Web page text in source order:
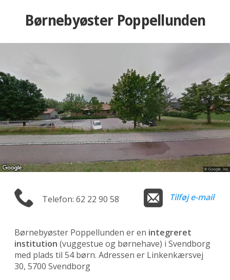
Børnebyøster Poppellunden
Telefon: 62 22 90 58 Tilføj e-mail
Børnebyøster Poppellunden er en integreret
institution (vuggestue og børnehave) i Svendborg
med plads til 54 børn. Adressen er Linkenkærsvej
30, 5700 Svendborg